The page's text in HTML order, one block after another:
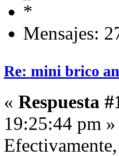
Mensajes:
Re: mini brico
« Respuesta
19:25:44 pm »